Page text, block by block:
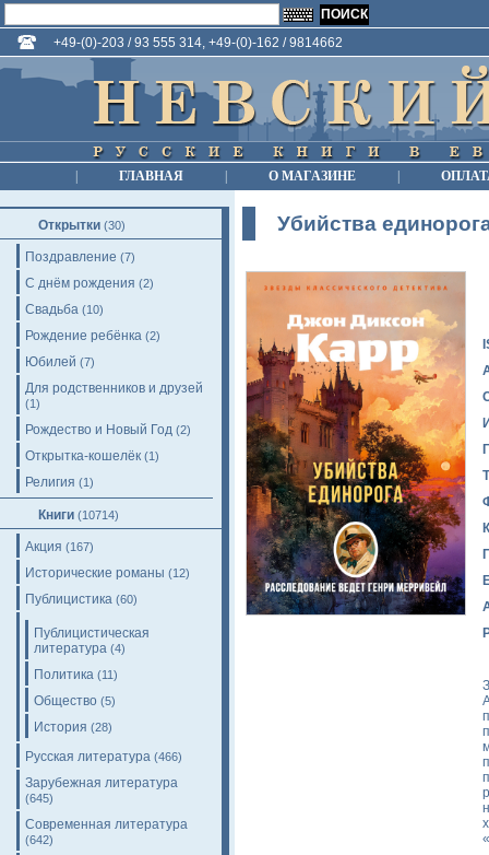
+49-(0)-203 / 93 555 314, +49-(0)-162 / 9814662
ГЛАВНАЯ О МАГАЗИНЕ
Открытки (30)
Поздравление (7)
С днём рождения (2)
Свадьба (10)
Рождение ребёнка (2)
Юбилей (7)
Для родственников и друзей
(1)
Рождество и Новый Год (2)
Открытка-кошелёк (1)
Религия (1)
Книги (10714)
Акция (167)
Исторические романы (12)
Публицистика (60)
Публицистическая
литература (4)
Политика (11)
Общество (5)
История (28)
Русская литература (466)
Зарубежная литература
(645)
Современная литература
(642)
Убийства